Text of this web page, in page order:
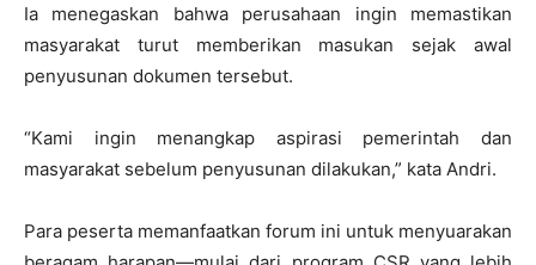
Ia menegaskan bahwa perusahaan ingin memastikan
masyarakat turut memberikan masukan sejak awal
penyusunan dokumen tersebut.
“Kami ingin menangkap aspirasi pemerintah dan
masyarakat sebelum penyusunan dilakukan,” kata Andri.
Para peserta memanfaatkan forum ini untuk menyuarakan